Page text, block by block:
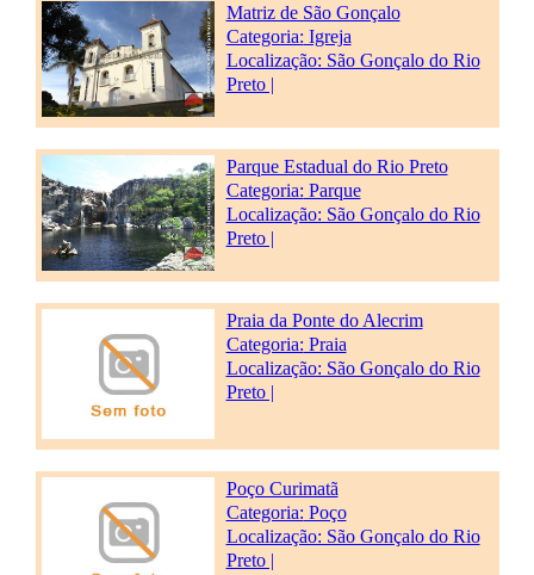
Matriz de São Gonçalo
Categoria: Igreja
Localização: São Gonçalo do Rio
Preto |
Parque Estadual do Rio Preto
Categoria: Parque
Localização: São Gonçalo do Rio
Preto |
Praia da Ponte do Alecrim
Categoria: Praia
Localização: São Gonçalo do Rio
Preto |
Poço Curimatã
Categoria: Poço
Localização: São Gonçalo do Rio
Preto |